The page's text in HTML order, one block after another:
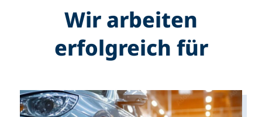
Wir arbeiten
erfolgreich für